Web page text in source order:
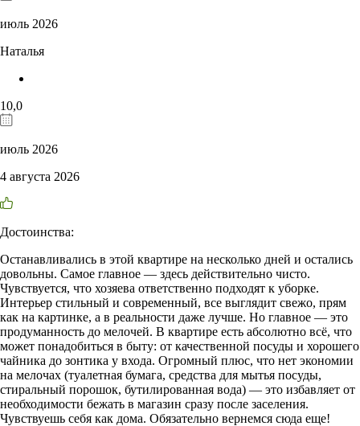
июль 2026
Наталья
10,0
июль 2026
4 августа 2026
Достоинства:
Останавливались в этой квартире на несколько дней и остались
довольны. Самое главное — здесь действительно чисто.
Чувствуется, что хозяева ответственно подходят к уборке.
Интерьер стильный и современный, все выглядит свежо, прям
как на картинке, а в реальности даже лучше. Но главное — это
продуманность до мелочей. В квартире есть абсолютно всё, что
может понадобиться в быту: от качественной посуды и хорошего
чайника до зонтика у входа. Огромный плюс, что нет экономии
на мелочах (туалетная бумага, средства для мытья посуды,
стиральный порошок, бутилированная вода) — это избавляет от
необходимости бежать в магазин сразу после заселения.
Чувствуешь себя как дома. Обязательно вернемся сюда еще!